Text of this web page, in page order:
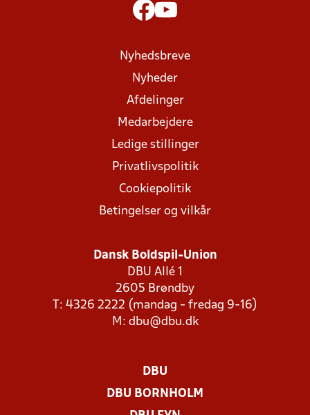
Nyhedsbreve
Nyheder
Afdelinger
Medarbejdere
Ledige stillinger
Privatlivspolitik
Cookiepolitik
Betingelser og vilkår
Dansk Boldspil-Union
DBU Allé 1
2605 Brøndby
T: 4326 2222 (mandag - fredag 9-16)
M: dbu@dbu.dk
DBU
DBU BORNHOLM